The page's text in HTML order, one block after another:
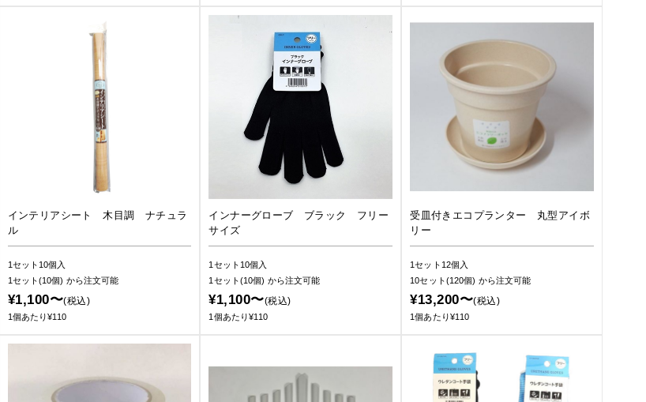
インテリアシート 木目調 ナチュラ
ル
1セット10個入
1セット(10個) から注文可能
¥1,100〜(税込)
1個あたり¥110
インナーグローブ ブラック フリー
サイズ
1セット10個入
1セット(10個) から注文可能
¥1,100〜(税込)
1個あたり¥110
受皿付きエコプランター 丸型アイボ
リー
1セット12個入
10セット(120個) から注文可能
¥13,200〜(税込)
1個あたり¥110